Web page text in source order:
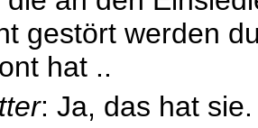
gestört werden
hat ..
: Ja, das hat sie.